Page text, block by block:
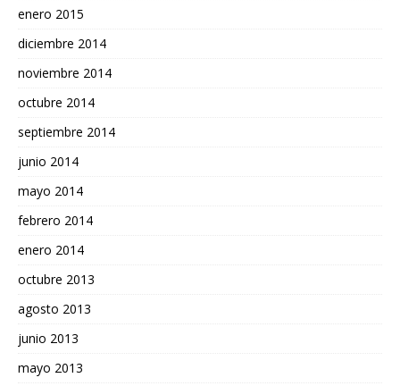
enero 2015
diciembre 2014
noviembre 2014
octubre 2014
septiembre 2014
junio 2014
mayo 2014
febrero 2014
enero 2014
octubre 2013
agosto 2013
junio 2013
mayo 2013